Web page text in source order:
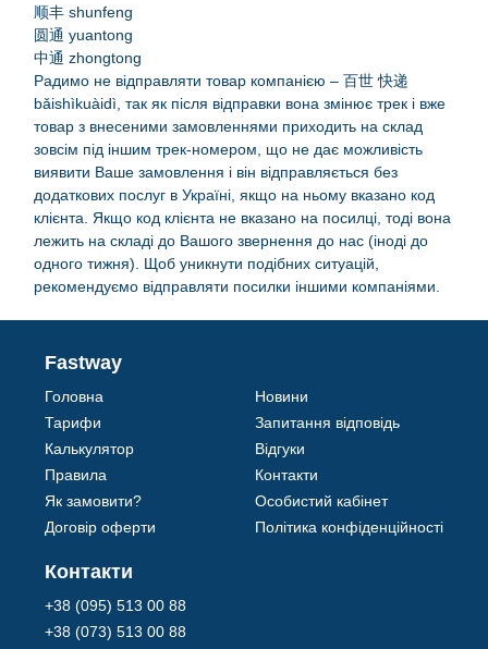
顺丰 shunfeng
圆通 yuantong
中通 zhongtong
Радимо не відправляти товар компанією – 百世 快递
bǎishìkuàidì, так як після відправки вона змінює трек і вже
товар з внесеними замовленнями приходить на склад
зовсім під іншим трек-номером, що не дає можливість
виявити Ваше замовлення і він відправляється без
додаткових послуг в Україні, якщо на ньому вказано код
клієнта. Якщо код клієнта не вказано на посилці, тоді вона
лежить на складі до Вашого звернення до нас (іноді до
одного тижня). Щоб уникнути подібних ситуацій,
рекомендуємо відправляти посилки іншими компаніями.
Fastway
Головна
Тарифи
Калькулятор
Правила
Як замовити?
Договір оферти
Новини
Запитання відповідь
Відгуки
Контакти
Особистий кабінет
Політика конфіденційності
Контакти
+38 (095) 513 00 88
+38 (073) 513 00 88